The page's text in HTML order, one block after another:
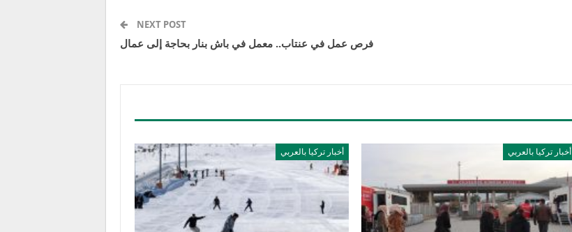
NEXT POST
فرص عمل في عنتاب.. معمل في باش بنار بحاجة إلى عمال
أخبار تركيا بالعربي أخبار تركيا بالعربي